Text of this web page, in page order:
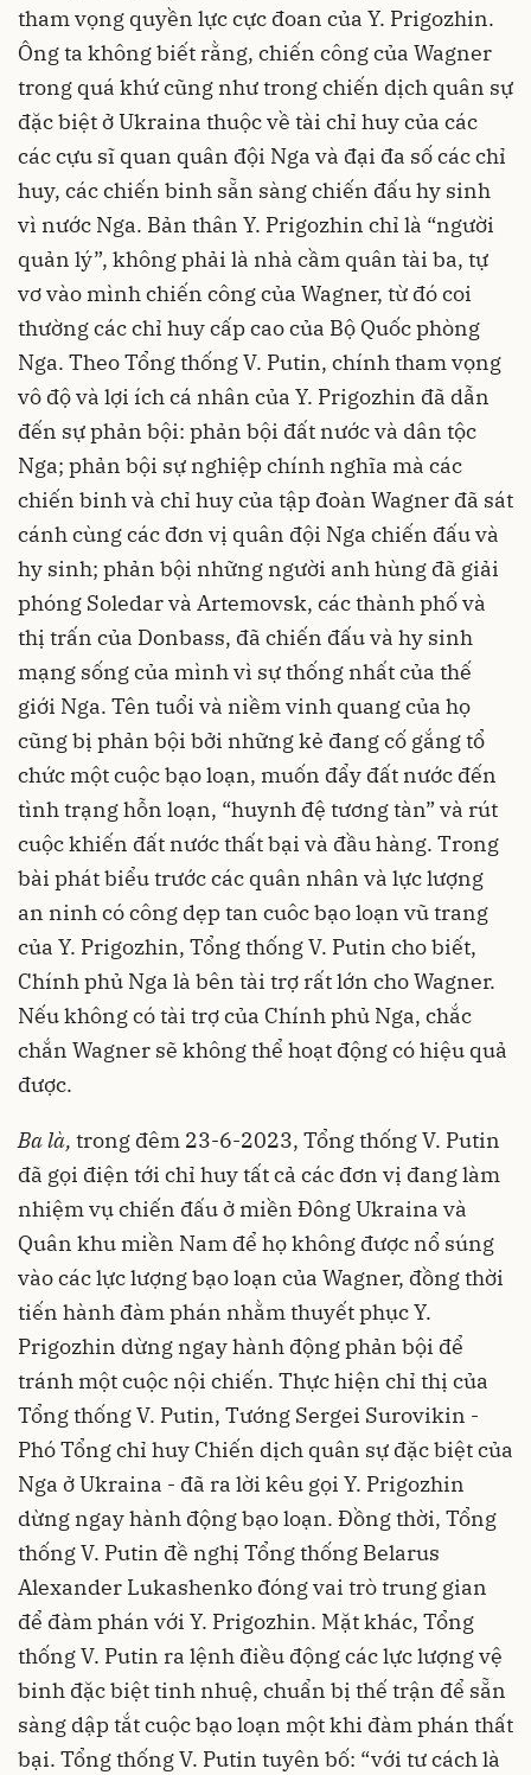
tham vọng quyền lực cực đoan của Y. Prigozhin.
Ông ta không biết rằng, chiến công của Wagner
trong quá khứ cũng như trong chiến dịch quân sự
đặc biệt ở Ukraina thuộc về tài chỉ huy của các
các cựu sĩ quan quân đội Nga và đại đa số các chỉ
huy, các chiến binh sẵn sàng chiến đấu hy sinh
vì nước Nga. Bản thân Y. Prigozhin chỉ là “người
quản lý”, không phải là nhà cầm quân tài ba, tự
vơ vào mình chiến công của Wagner, từ đó coi
thường các chỉ huy cấp cao của Bộ Quốc phòng
Nga. Theo Tổng thống V. Putin, chính tham vọng
vô độ và lợi ích cá nhân của Y. Prigozhin đã dẫn
đến sự phản bội: phản bội đất nước và dân tộc
Nga; phản bội sự nghiệp chính nghĩa mà các
chiến binh và chỉ huy của tập đoàn Wagner đã sát
cánh cùng các đơn vị quân đội Nga chiến đấu và
hy sinh; phản bội những người anh hùng đã giải
phóng Soledar và Artemovsk, các thành phố và
thị trấn của Donbass, đã chiến đấu và hy sinh
mạng sống của mình vì sự thống nhất của thế
giới Nga. Tên tuổi và niềm vinh quang của họ
cũng bị phản bội bởi những kẻ đang cố gắng tổ
chức một cuộc bạo loạn, muốn đẩy đất nước đến
tình trạng hỗn loạn, “huynh đệ tương tàn” và rút
cuộc khiến đất nước thất bại và đầu hàng. Trong
bài phát biểu trước các quân nhân và lực lượng
an ninh có công dẹp tan cuôc bạo loạn vũ trang
của Y. Prigozhin, Tổng thống V. Putin cho biết,
Chính phủ Nga là bên tài trợ rất lớn cho Wagner.
Nếu không có tài trợ của Chính phủ Nga, chắc
chắn Wagner sẽ không thể hoạt động có hiệu quả
được.
Ba là, trong đêm 23-6-2023, Tổng thống V. Putin
đã gọi điện tới chỉ huy tất cả các đơn vị đang làm
nhiệm vụ chiến đấu ở miền Đông Ukraina và
Quân khu miền Nam để họ không được nổ súng
vào các lực lượng bạo loạn của Wagner, đồng thời
tiến hành đàm phán nhằm thuyết phục Y.
Prigozhin dừng ngay hành động phản bội để
tránh một cuộc nội chiến. Thực hiện chỉ thị của
Tổng thống V. Putin, Tướng Sergei Surovikin -
Phó Tổng chỉ huy Chiến dịch quân sự đặc biệt của
Nga ở Ukraina - đã ra lời kêu gọi Y. Prigozhin
dừng ngay hành động bạo loạn. Đồng thời, Tổng
thống V. Putin đề nghị Tổng thống Belarus
Alexander Lukashenko đóng vai trò trung gian
để đàm phán với Y. Prigozhin. Mặt khác, Tổng
thống V. Putin ra lệnh điều động các lực lượng vệ
binh đặc biệt tinh nhuệ, chuẩn bị thế trận để sẵn
sàng dập tắt cuộc bạo loạn một khi đàm phán thất
bại. Tổng thống V. Putin tuyên bố: “với tư cách là